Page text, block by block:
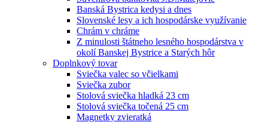
Banská Bystrica kedysi a dnes
Slovenské lesy a ich hospodárske využívanie
Chrám v chráme
Z minulosti štátneho lesného hospodárstva v
okolí Banskej Bystrice a Starých hôr
Doplnkový tovar
Sviečka valec so včielkami
Sviečka zubor
Stolová sviečka hladká 23 cm
Stolová sviečka točená 25 cm
Magnetky zvieratká